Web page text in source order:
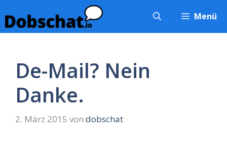
Inhalt
springen
Menü
De-Mail? Nein
Danke.
2. März 2015 von dobschat